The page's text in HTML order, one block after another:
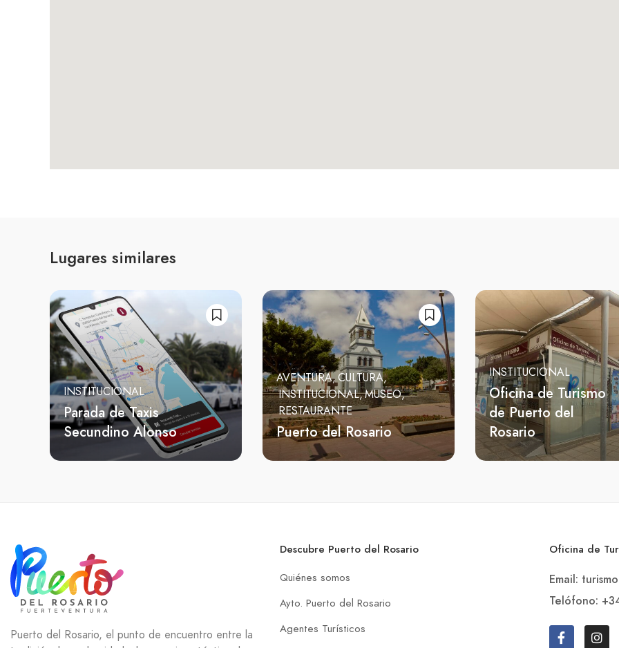
Lugares similares
INSTITUCIONAL
Parada de Taxis
Secundino Alonso
AVENTURA CULTURA
INSTITUCIONAL MUSEO
RESTAURANTE
Puerto del Rosario
INSTITUCIONAL
Oficina de Turismo
de Puerto del
Rosario
Puerto del Rosario, el punto de encuentro entre la
Descubre Puerto del Rosario
Quiénes somos
Ayto. Puerto del Rosario
Agentes Turísticos
Oficina de
Email:
Telófono: